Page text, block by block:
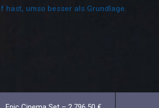
hast, umso besser als Grundlage.